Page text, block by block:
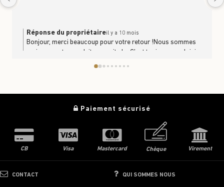
Réponse du propriétaireil y a 10 mois
Bonjour, merci beaucoup pour votre retour !Nous sommes
ravis que notre produit vous ait plu. C’est toujours un plaisir
de savoir que nos produits se partagent et se dégustent en
Paiement sécurisé
CB Visa Mastercard Chèque Virement
CONTACT QUI SOMMES NOUS